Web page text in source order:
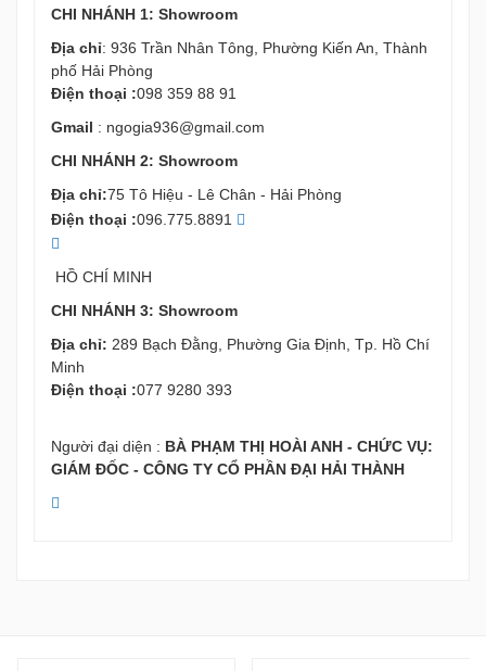
CHI NHÁNH 1: Showroom
Địa chỉ: 936 Trần Nhân Tông, Phường Kiến An, Thành
phố Hải Phòng
Điện thoại :098 359 88 91
Gmail : ngogia936@gmail.com
CHI NHÁNH 2: Showroom
Địa chỉ:75 Tô Hiệu - Lê Chân - Hải Phòng
Điện thoại :096.775.8891
HỒ CHÍ MINH
CHI NHÁNH 3: Showroom
Địa chỉ: 289 Bạch Đằng, Phường Gia Định, Tp. Hồ Chí
Minh
Điện thoại :077 9280 393
Người đại diện : BÀ PHẠM THỊ HOÀI ANH - CHỨC VỤ:
GIÁM ĐỐC - CÔNG TY CỔ PHẦN ĐẠI HẢI THÀNH